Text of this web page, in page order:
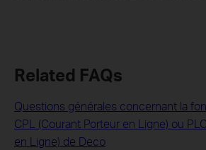
Related FAQs
Questions générales concernant la
CPL (Courant Porteur en Ligne) ou
en Ligne) de Deco